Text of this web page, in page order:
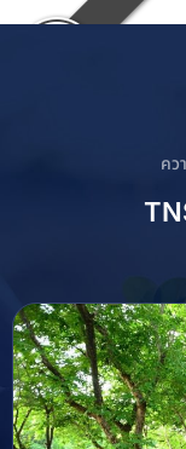
คว